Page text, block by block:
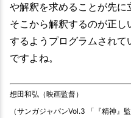
や解釈を求めることが先に
そこから解釈するのが正
するようプログラムされ
ですよね。
想田和弘（映画監督）
（サンガジャパンVol.3 「『精神』